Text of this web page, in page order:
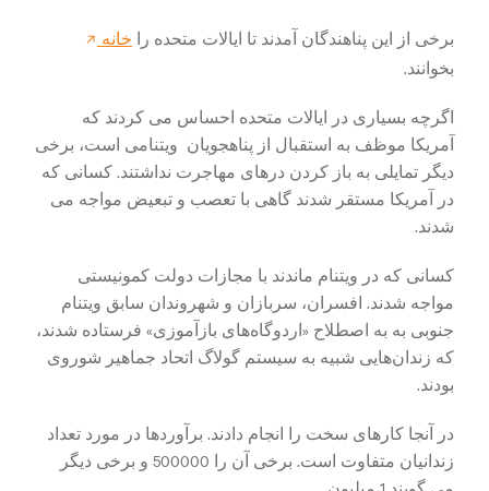
برخی از این پناهندگان آمدند تا ایالات متحده را خانه
بخوانند.
اگرچه بسیاری در ایالات متحده احساس می کردند که
آمریکا موظف به استقبال از پناهجویان ویتنامی است، برخی
دیگر تمایلی به باز کردن درهای مهاجرت نداشتند. کسانی که
در آمریکا مستقر شدند گاهی با تعصب و تبعیض مواجه می
شدند.
کسانی که در ویتنام ماندند با مجازات دولت کمونیستی
مواجه شدند. افسران، سربازان و شهروندان سابق ویتنام
جنوبی به به اصطلاح «اردوگاه‌های بازآموزی» فرستاده شدند،
که زندان‌هایی شبیه به سیستم گولاگ اتحاد جماهیر شوروی
بودند.
در آنجا کارهای سخت را انجام دادند. برآوردها در مورد تعداد
زندانیان متفاوت است. برخی آن را 500000 و برخی دیگر